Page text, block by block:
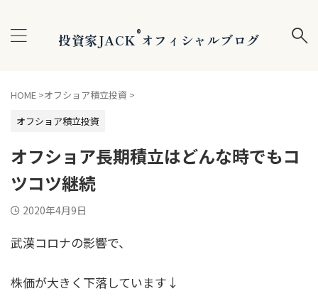
投資家JACK®オフィシャルブログ
HOME >オフショア積立投資 >
オフショア積立投資
オフショア長期積立はどんな時でもコ
ツコツ継続
2020年4月9日
武漢コロナの影響で、
株価が大きく下落しています↓